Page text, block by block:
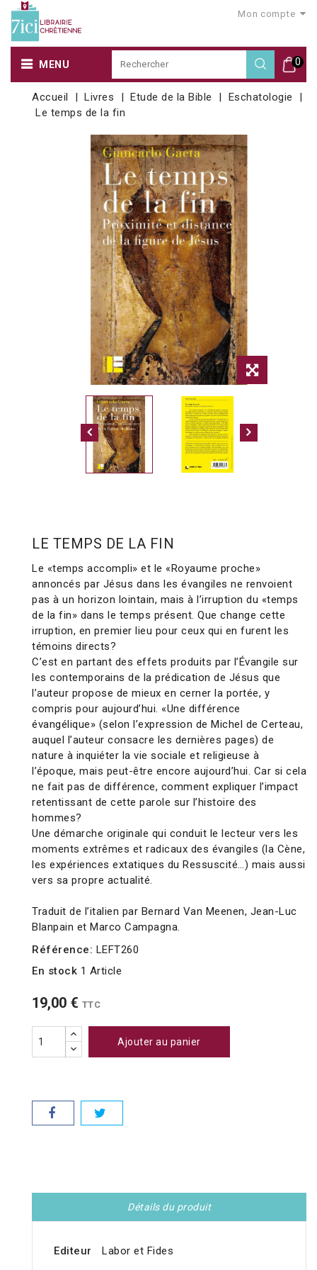
Mon compte
0
MENU
Accueil Livres Etude de la Bible
Eschatologie
Le temps de la fin
LE TEMPS DE LA FIN
Le «temps accompli» et le «Royaume proche»
annoncés par Jésus dans les évangiles ne renvoient
pas à un horizon lointain, mais à l’irruption du «temps
de la fin» dans le temps présent. Que change cette
irruption, en premier lieu pour ceux qui en furent les
témoins directs?
C’est en partant des effets produits par l’Évangile sur
les contemporains de la prédication de Jésus que
l’auteur propose de mieux en cerner la portée, y
compris pour aujourd’hui. «Une différence
évangélique» (selon l’expression de Michel de Certeau,
auquel l’auteur consacre les dernières pages) de
nature à inquiéter la vie sociale et religieuse à
l’époque, mais peut-être encore aujourd’hui. Car si cela
ne fait pas de différence, comment expliquer l’impact
retentissant de cette parole sur l’histoire des
hommes?
Une démarche originale qui conduit le lecteur vers les
moments extrêmes et radicaux des évangiles (la Cène,
les expériences extatiques du Ressuscité…) mais aussi
vers sa propre actualité.
Traduit de l’italien par Bernard Van Meenen, Jean-Luc
Blanpain et Marco Campagna.
Référence: LEFT260
En stock 1 Article
19,00 € TTC
Ajouter au panier
Détails du produit
Editeur
Labor et Fides